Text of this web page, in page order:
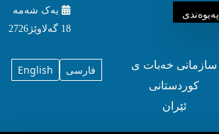
په‌یوه‌ندی
یه‌ک شه‌مه‌
18 گه‌لاوێژ2726
English فارسی
سازمانی خه‌بات ی
کوردستانی
ئێران